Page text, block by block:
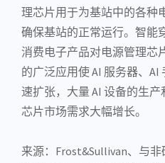
理芯片用于为基站中的各种
确保基站的正常运行。 智能
消费电子产品对电源管理芯
的广泛应用使 AI 服务器、AI
速扩张，大量 AI 设备的生
芯片市场需求大幅增长。
来源：Frost&Sullivan、与